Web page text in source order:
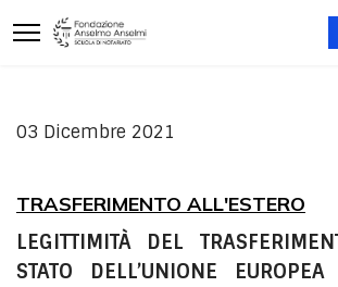
03 Dicembre 2021
TRASFERIMENTO ALL'ESTERO
LEGITTIMITÀ DEL
STATO DELL’UNIONE